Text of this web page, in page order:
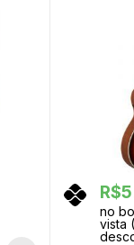
R$
no
vista